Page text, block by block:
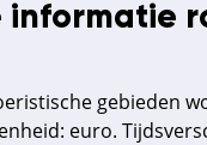
informatie
gebieden
euro.